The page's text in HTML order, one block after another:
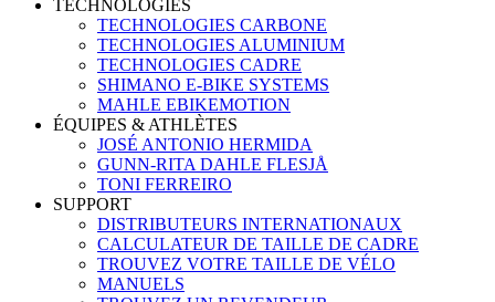
TECHNOLOGIES
TECHNOLOGIES CARBONE
TECHNOLOGIES ALUMINIUM
TECHNOLOGIES CADRE
SHIMANO E-BIKE SYSTEMS
MAHLE EBIKEMOTION
ÉQUIPES & ATHLÈTES
JOSÉ ANTONIO HERMIDA
GUNN-RITA DAHLE FLESJÅ
TONI FERREIRO
SUPPORT
DISTRIBUTEURS INTERNATIONAUX
CALCULATEUR DE TAILLE DE CADRE
TROUVEZ VOTRE TAILLE DE VÉLO
MANUELS